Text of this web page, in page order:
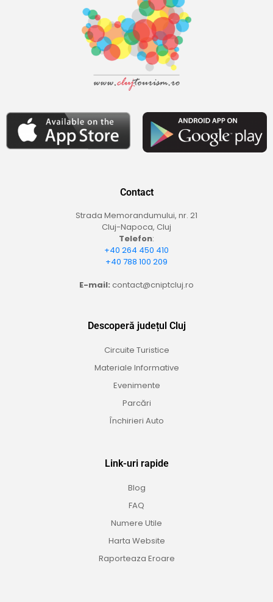
Contact
Strada Memorandumului, nr. 21
Cluj-Napoca, Cluj
Telefon:
+40 264 450 410
+40 788 100 209
E-mail: contact@cniptcluj.ro
Descoperă județul Cluj
Circuite Turistice
Materiale Informative
Evenimente
Parcări
Închirieri Auto
Link-uri rapide
Blog
FAQ
Numere Utile
Harta Website
Raporteaza Eroare